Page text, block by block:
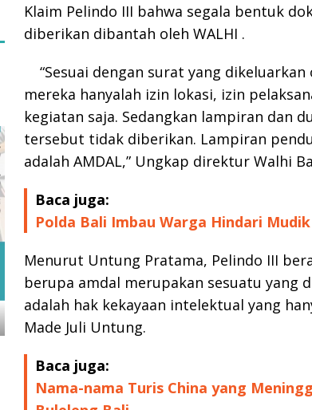
Klaim Pelindo III bahwa segala bentuk
diberikan dibantah oleh WALHI .
“Sesuai dengan surat yang
mereka hanyalah izin lokasi, izin
kegiatan saja. Sedangkan lampiran dan
tersebut tidak diberikan. Lampiran
adalah AMDAL,” Ungkap direktur Walhi
Baca juga:
Polda Bali Imbau Warga Hindari
Menurut Untung Pratama, Pelindo III
berupa amdal merupakan sesuatu yang
adalah hak kekayaan intelektual yang
Made Juli Untung.
Baca juga:
Nama-nama Turis China yang